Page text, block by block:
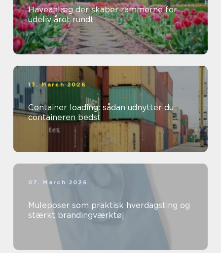
Haveanlæg der skaber rammerne for
udeliv året rundt
13. March 2026
Container loading: sådan udnytter du
containeren bedst
07. March 2026
Muleposer som praktisk hverdagsting og
stærkt brandingværktøj